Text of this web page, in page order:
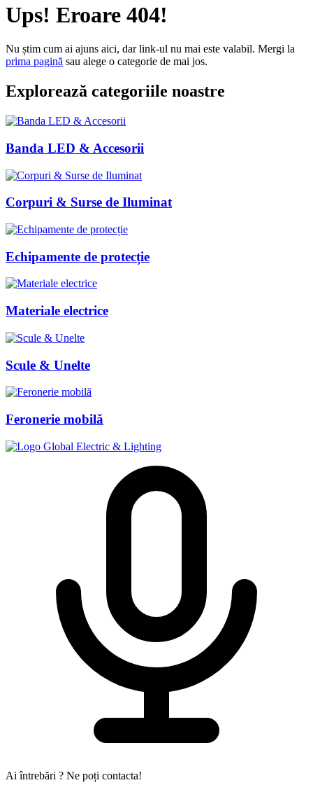
Ups! Eroare 404!
Nu știm cum ai ajuns aici, dar link-ul nu mai este valabil. Mergi la
prima pagină sau alege o categorie de mai jos.
Explorează categoriile noastre
Banda LED & Accesorii
Corpuri & Surse de Iluminat
Echipamente de protecție
Materiale electrice
Scule & Unelte
Feronerie mobilă
Ai întrebări ? Ne poți contacta!